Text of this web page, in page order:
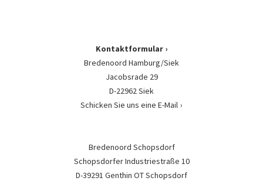
Kontaktformular
Bredenoord Hamburg/Siek
Jacobsrade 29
D-22962 Siek
Schicken Sie uns eine E-Mail
Bredenoord Schopsdorf
Schopsdorfer Industriestraße 10
D-39291 Genthin OT Schopsdorf